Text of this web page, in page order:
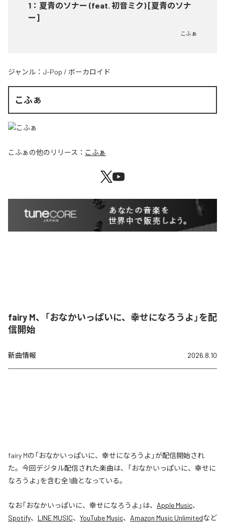
1 ： 夏青のソナー (feat. 初音ミク) [夏青のソナ
ー]
こふぁ
ジャンル： J-Pop / ボーカロイド
こふぁ
こふぁ の他のリリース： こふぁ
fairy M、「おなかいっぱいに、幸せになろうよ」を配
信開始
新曲情報 2026.8.10
fairy Mの「おなかいっぱいに、幸せになろうよ」が配信開始され
た。今回デジタル配信された楽曲は、「おなかいっぱいに、幸せに
なろうよ」を含む全1曲となっている。
なお「おなかいっぱいに、幸せになろうよ 」は、 Apple Music、
Spotify、 LINE MUSIC、 YouTube Music、 Amazon Music Unlimitedなど